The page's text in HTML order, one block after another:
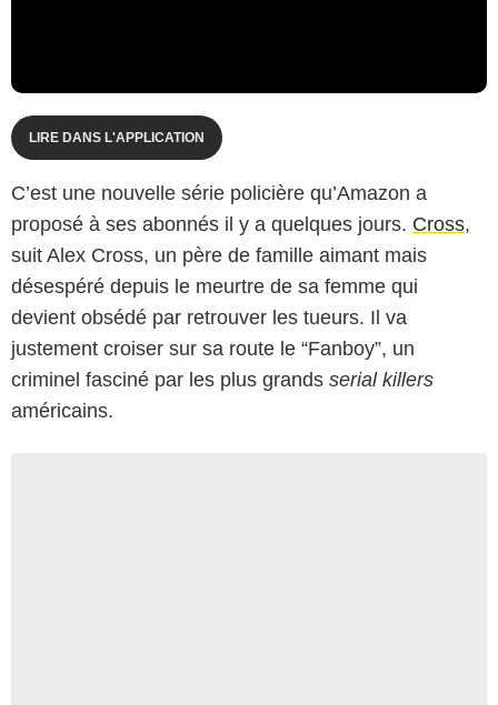
LIRE DANS L'APPLICATION
C’est une nouvelle série policière qu’Amazon a
proposé à ses abonnés il y a quelques jours. Cross,
suit Alex Cross, un père de famille aimant mais
désespéré depuis le meurtre de sa femme qui
devient obsédé par retrouver les tueurs. Il va
justement croiser sur sa route le “Fanboy”, un
criminel fasciné par les plus grands serial killers
américains.